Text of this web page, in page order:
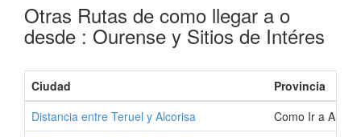
Otras Rutas de como llegar a o
desde : Ourense y Sitios de Intéres
Ciudad
Provincia
Distancia entre Teruel y Alcorisa
Como Ir a